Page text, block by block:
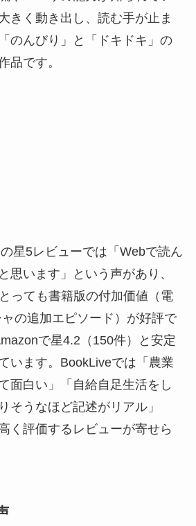
きく動き出し、読む手が止ま
のんびり」と「ドキドキ」の
品です。
星5レビューでは「Webで読ん
思います」という声があり、
っても書籍版の付加価値（電
の追加エピソード）が好評で
で星4.2（150件）と安定
います。BookLiveでは「農業
面白い」「自給自足生活をし
そうなほど記述がリアル」
く評価するレビューが寄せら